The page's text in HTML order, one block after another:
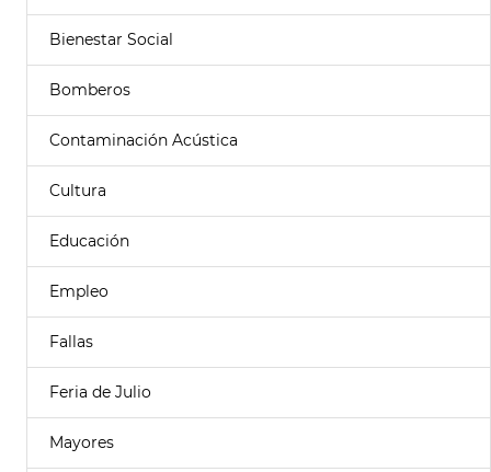
Bienestar Social
Bomberos
Contaminación Acústica
Cultura
Educación
Empleo
Fallas
Feria de Julio
Mayores